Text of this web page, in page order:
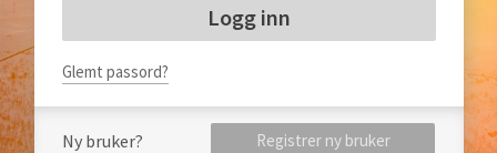
Glemt passord?
Ny bruker? Registrer ny bruker